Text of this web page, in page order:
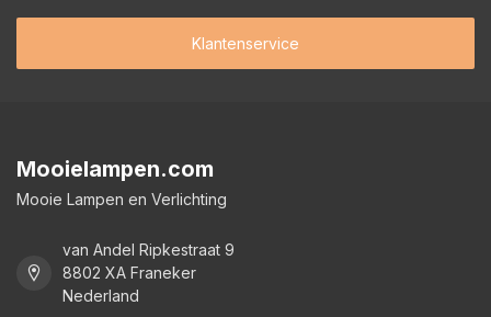
Klantenservice
Mooielampen.com
Mooie Lampen en Verlichting
van Andel Ripkestraat 9
8802 XA Franeker
Nederland